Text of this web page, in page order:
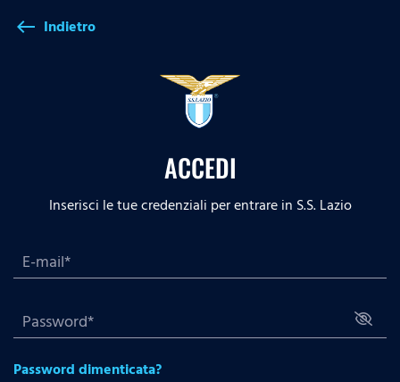
west Indietro
ACCEDI
Inserisci le tue credenziali per entrare in S.S. Lazio
Password dimenticata?